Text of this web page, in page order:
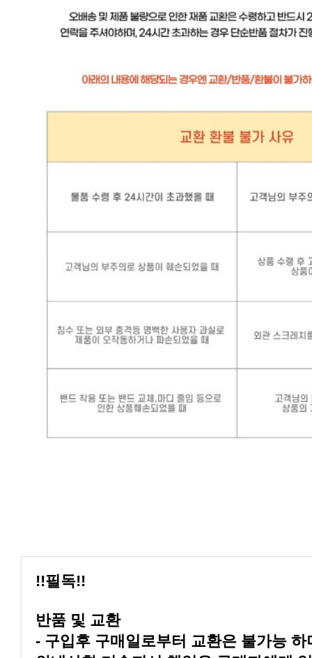
!!필독!!
반품 및 교환